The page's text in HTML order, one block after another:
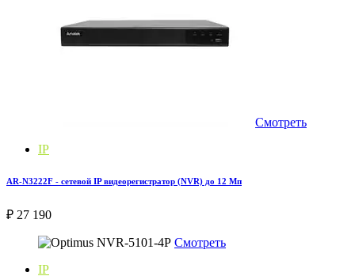
Смотреть
IP
AR-N3222F - сетевой IP видеорегистратор (NVR) до 12 Мп
₽ 27 190
Смотреть
IP